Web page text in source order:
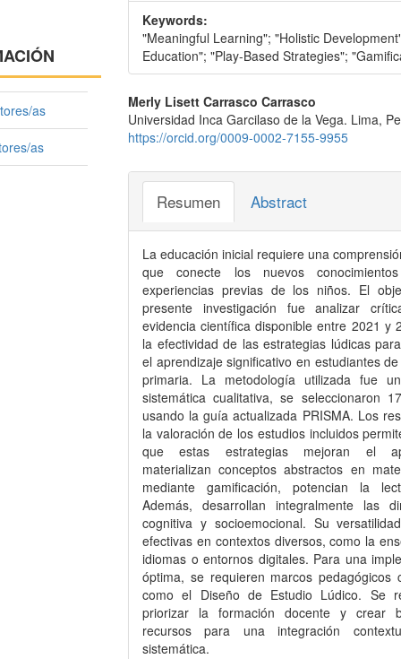
Keywords:
"Meaningful Learning"; "Holistic
Education"; "Play-Based Strategies";
Contenido
principal
del
artículo
Merly Lisett Carrasco Carrasco
Universidad Inca Garcilaso de la Vega. Lima,
https://orcid.org/0009-0002-7155-9955
Resumen Abstract
La educación inicial requiere una
que conecte los nuevos
experiencias previas de los niños. El
presente investigación fue analizar
evidencia científica disponible entre 2021 y
la efectividad de las estrategias lúdicas
el aprendizaje significativo en estudiantes
primaria. La metodología utilizada fue
sistemática cualitativa, se seleccionaron
usando la guía actualizada PRISMA. Los
la valoración de los estudios incluidos
que estas estrategias mejoran el
materializan conceptos abstractos en
mediante gamificación, potencian la
Además, desarrollan integralmente las
cognitiva y socioemocional. Su
efectivas en contextos diversos, como la
idiomas o entornos digitales. Para una
óptima, se requieren marcos pedagógicos
como el Diseño de Estudio Lúdico. Se
priorizar la formación docente y crear
recursos para una integración
sistemática.
as
as